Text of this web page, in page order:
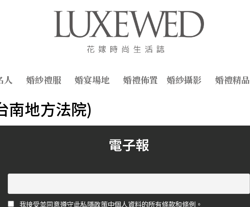
人 婚紗禮服 婚宴場地 婚禮佈置 婚紗攝影 婚禮精品
南地方法院)
電子報
我接受並同意遵守此私隱政策中個人資料的所有條款和條例。